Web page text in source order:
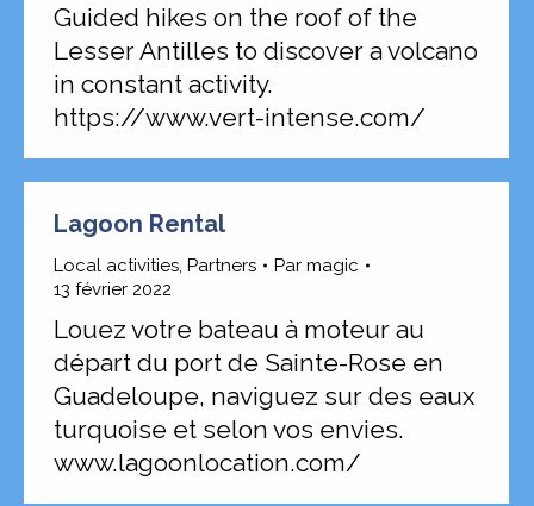
Guided hikes on the roof of the
Lesser Antilles to discover a volcano
in constant activity.
https://www.vert-intense.com/
Lagoon Rental
Local activities, Partners Par magic
13 février 2022
Louez votre bateau à moteur au
départ du port de Sainte-Rose en
Guadeloupe, naviguez sur des eaux
turquoise et selon vos envies.
www.lagoonlocation.com/